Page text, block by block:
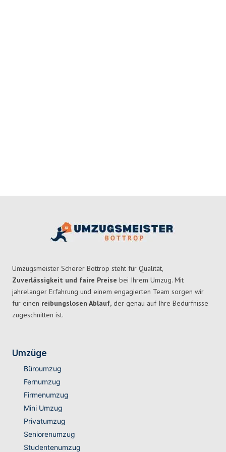
Umzugsmeister Scherer Bottrop steht für Qualität,
Zuverlässigkeit und faire Preise bei Ihrem Umzug. Mit
jahrelanger Erfahrung und einem engagierten Team sorgen wir
für einen reibungslosen Ablauf, der genau auf Ihre Bedürfnisse
zugeschnitten ist.
Umzüge
Büroumzug
Fernumzug
Firmenumzug
Mini Umzug
Privatumzug
Seniorenumzug
Studentenumzug